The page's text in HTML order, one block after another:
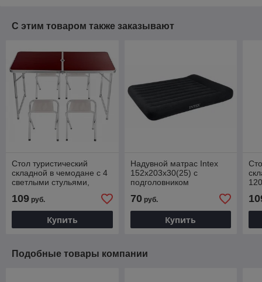
С этим товаром также заказывают
Стол туристический
складной в чемодане с 4
светлыми стульями,
120х60х69см
109 руб.
Купить
Надувной матрас Intex
152x203x30(25) с
подголовником
(усиленный), арт. 64143
70руб.
Купить
Подобные товары компании